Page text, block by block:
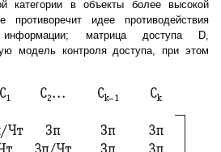
категории в объекты более высокой
противоречит идее противодействия
информации; матрица доступа D,
модель контроля доступа, при этом